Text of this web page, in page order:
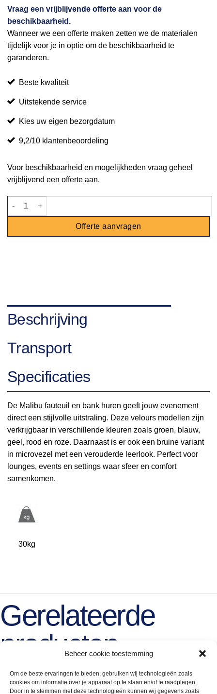
Beheer cookie toestemming
Om de beste ervaringen te bieden, gebruiken wij technologieën zoals
cookies om informatie over je apparaat op te slaan en/of te raadplegen.
Door in te stemmen met deze technologieën kunnen wij gegevens zoals
Vraag een vrijblijvende offerte aan voor de
beschikbaarheid.
Wanneer we een offerte maken zetten we de materialen
tijdelijk voor je in optie om de beschikbaarheid te
garanderen.
Beste kwaliteit
Uitstekende service
Kies uw eigen bezorgdatum
9,2/10 klantenbeoordeling
Voor beschikbaarheid en mogelijkheden vraag geheel
vrijblijvend een offerte aan.
Chesterfield fauteuil Malibu okergeel aantal
Offerte aanvragen
Beschrijving
Transport
Specificaties
De Malibu fauteuil en bank huren geeft jouw evenement
direct een stijlvolle uitstraling. Deze velours modellen zijn
verkrijgbaar in verschillende kleuren zoals groen, blauw,
geel, rood en roze. Daarnaast is er ook een bruine variant
in microvezel met een verouderde leerlook. Perfect voor
lounges, events en settings waar sfeer en comfort
samenkomen.
30kg
Gerelateerde
producten